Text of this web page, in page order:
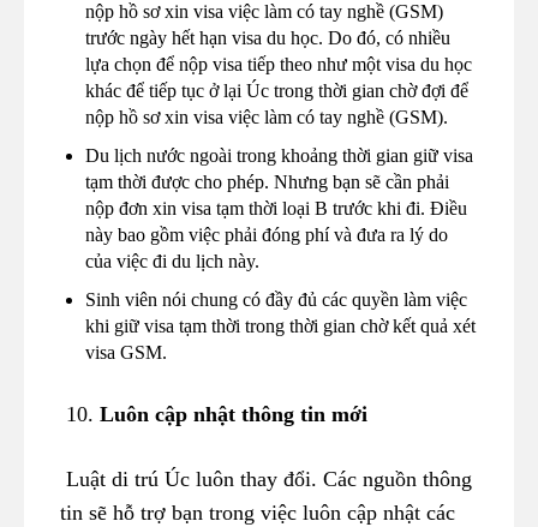
nộp hồ sơ xin visa việc làm có tay nghề (GSM)
trước ngày hết hạn visa du học. Do đó, có nhiều
lựa chọn để nộp visa tiếp theo như một visa du học
khác để tiếp tục ở lại Úc trong thời gian chờ đợi để
nộp hồ sơ xin visa việc làm có tay nghề (GSM).
Du lịch nước ngoài trong khoảng thời gian giữ visa
tạm thời được cho phép. Nhưng bạn sẽ cần phải
nộp đơn xin visa tạm thời loại B trước khi đi. Điều
này bao gồm việc phải đóng phí và đưa ra lý do
của việc đi du lịch này.
Sinh viên nói chung có đầy đủ các quyền làm việc
khi giữ visa tạm thời trong thời gian chờ kết quả xét
visa GSM.
10. Luôn cập nhật thông tin mới
Luật di trú Úc luôn thay đổi. Các nguồn thông
tin sẽ hỗ trợ bạn trong việc luôn cập nhật các